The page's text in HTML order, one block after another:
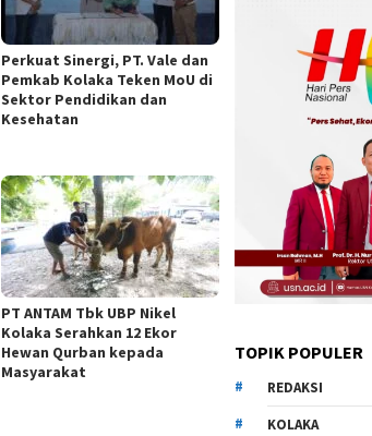
Perkuat Sinergi, PT. Vale dan
Pemkab Kolaka Teken MoU di
Sektor Pendidikan dan
Kesehatan
PT ANTAM Tbk UBP Nikel
Kolaka Serahkan 12 Ekor
Hewan Qurban kepada
Masyarakat
TOPIK POPULER
REDAKSI
KOLAKA